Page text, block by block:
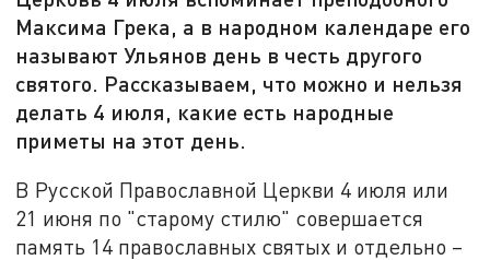
Максима Грека, а в народном календаре его
называют Ульянов день в честь другого
святого. Рассказываем, что можно и нельзя
делать 4 июля, какие есть народные
приметы на этот день.
В Русской Православной Церкви 4 июля или
21 июня по "старому стилю" совершается
память 14 православных святых и отдельно –